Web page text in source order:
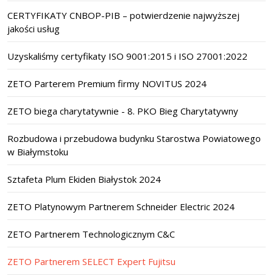
CERTYFIKATY CNBOP-PIB – potwierdzenie najwyższej
jakości usług
Uzyskaliśmy certyfikaty ISO 9001:2015 i ISO 27001:2022
ZETO Parterem Premium firmy NOVITUS 2024
ZETO biega charytatywnie - 8. PKO Bieg Charytatywny
Rozbudowa i przebudowa budynku Starostwa Powiatowego
w Białymstoku
Sztafeta Plum Ekiden Białystok 2024
ZETO Platynowym Partnerem Schneider Electric 2024
ZETO Partnerem Technologicznym C&C
ZETO Partnerem SELECT Expert Fujitsu